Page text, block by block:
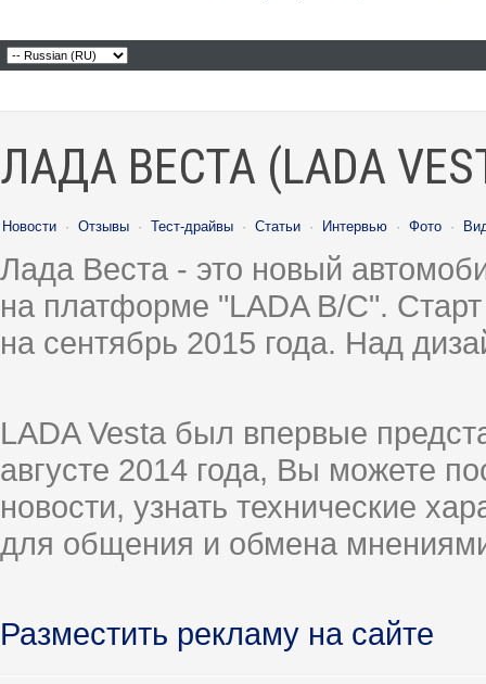
ЛАДА ВЕСТА (LADA
Новости · Отзывы · Тест-драйвы · Статьи · Интервью · Фото ·
Лада Веста - это новый
на платформе "LADA B/C".
на сентябрь 2015 года. Над
LADA Vesta был впервые
августе 2014 года, Вы можете
новости, узнать технические
для общения и обмена
Разместить рекламу на сайте